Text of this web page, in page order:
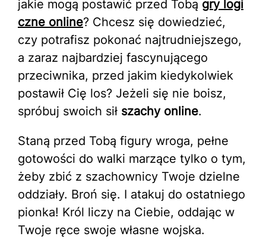
jakie mogą postawić przed Tobą gry logi
czne online? Chcesz się dowiedzieć,
czy potrafisz pokonać najtrudniejszego,
a zaraz najbardziej fascynującego
przeciwnika, przed jakim kiedykolwiek
postawił Cię los? Jeżeli się nie boisz,
spróbuj swoich sił szachy online.
Staną przed Tobą figury wroga, pełne
gotowości do walki marzące tylko o tym,
żeby zbić z szachownicy Twoje dzielne
oddziały. Broń się. I atakuj do ostatniego
pionka! Król liczy na Ciebie, oddając w
Twoje ręce swoje własne wojska.